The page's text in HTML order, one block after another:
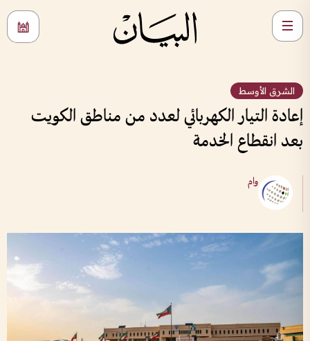
الشرق الأوسط
إعادة التيار الكهربائي لعدد من مناطق الكويت
بعد انقطاع الخدمة
وام